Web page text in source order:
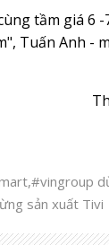
tầm giá 6
Tuấn Anh -
,#vingroup
sản xuất Tivi